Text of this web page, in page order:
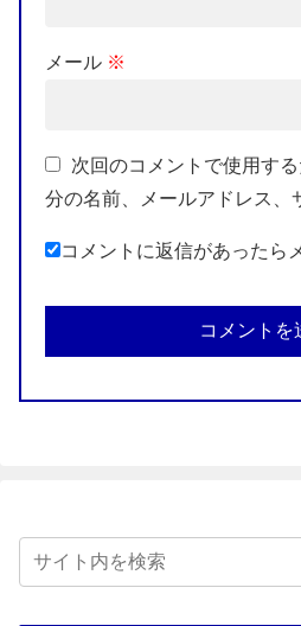
メール ※
次回のコメントで使用す
分の名前、メールアドレス、
コメントに返信があったら